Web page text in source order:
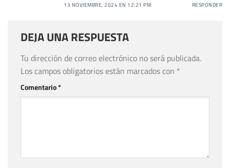
13 NOVIEMBRE, 2024 EN 12:21 PM RESPONDER
DEJA UNA RESPUESTA
Tu dirección de correo electrónico no será publicada.
Los campos obligatorios están marcados con *
Comentario*